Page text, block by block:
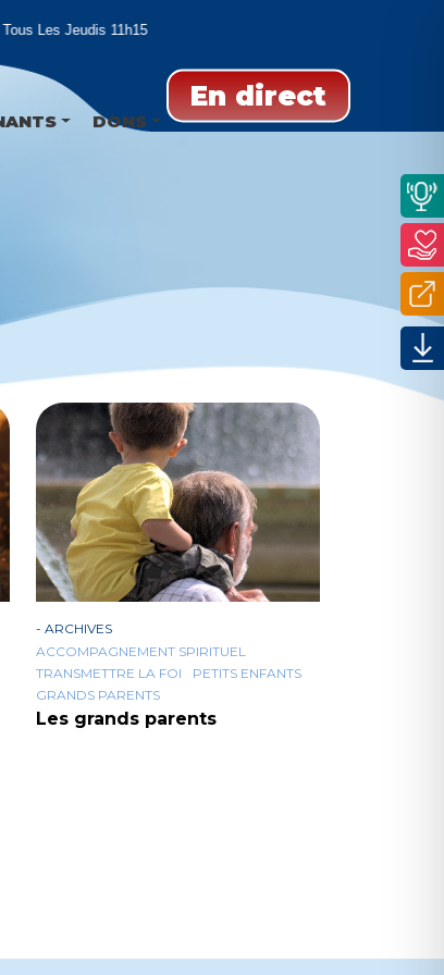
Les Jeudis 11h15
En direct
DONS
- ARCHIVES
ACCOMPAGNEMENT SPIRITUEL
TRANSMETTRE LA FOI
PETITS ENFANTS
GRANDS PARENTS
Les grands parents